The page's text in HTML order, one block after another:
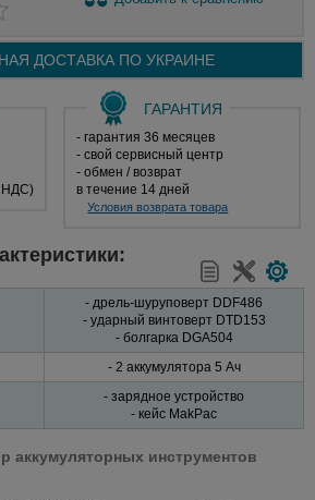
ДОСТАВКА ПО УКРАИНЕ
НДС)
ГАРАНТИЯ
- гарантия 36 месяцев
- свой сервисный центр
- обмен / возврат
в течение 14 дней
Условия возврата товара
- дрель-шуруповерт DDF486
- ударный винтоверт DTD153
- болгарка DGA504
- 2 аккумулятора 5 Aч
- зарядное устройство
- кейс MakPac
аккумуляторных инструментов